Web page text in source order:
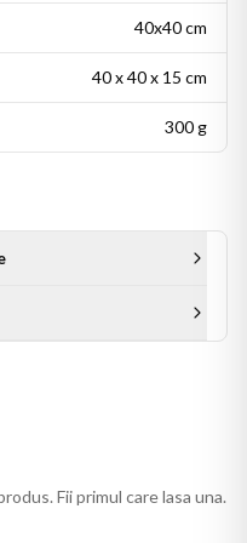
intr-un living modern,
isi mentin
40x40 cm
40 x 40 x 15 cm
300 g
Fii primul care lasa una.